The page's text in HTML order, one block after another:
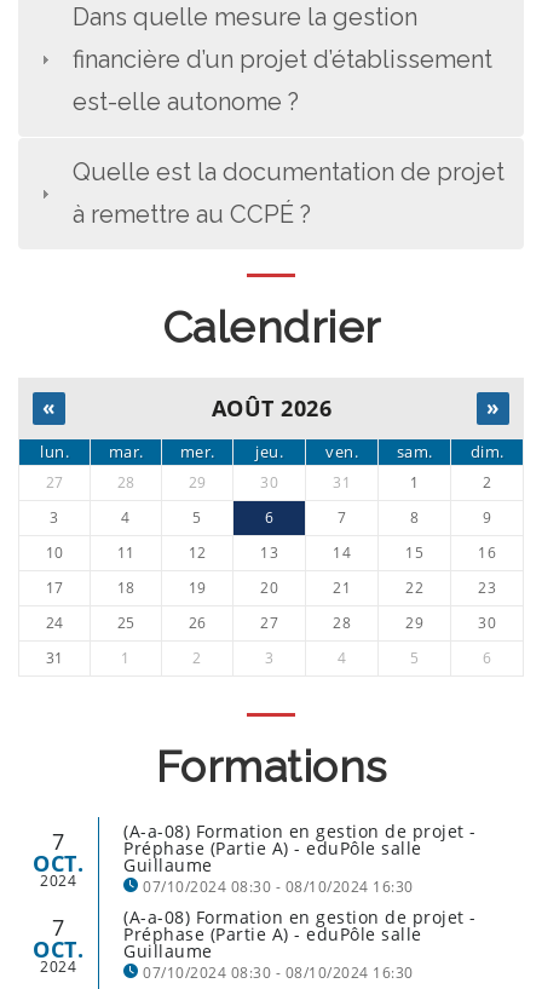
Dans quelle mesure la gestion
financière d’un projet d’établissement
est-elle autonome ?
Quelle est la documentation de projet
à remettre au CCPÉ ?
Calendrier
« AOÛT 2026 »
lun. mar. mer. jeu. ven. sam. dim.
27 28 29 30 31 1
2
3
4 5 6 7 8
9
10
11 12 13 14 15
16
17
18 19 20 21 22
23
24
25 26 27 28 29
30
31
1 2 3 4 5 6
Formations
7
OCT.
2024
(A-a-08) Formation en gestion de projet -
Préphase (Partie A) - eduPôle salle
Guillaume
07/10/2024 08:30 - 08/10/2024 16:30
7
OCT.
2024
(A-a-08) Formation en gestion de projet -
Préphase (Partie A) - eduPôle salle
Guillaume
07/10/2024 08:30 - 08/10/2024 16:30